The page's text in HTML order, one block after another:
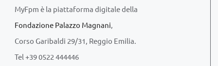
MyFpm è la piattaforma digitale della
Fondazione Palazzo Magnani,
Corso Garibaldi 29/31, Reggio Emilia.
Tel +39 0522 444446